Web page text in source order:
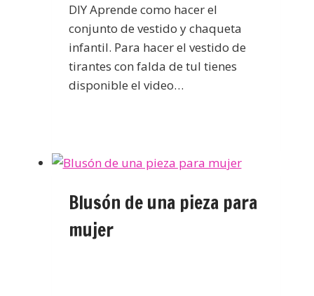
DIY Aprende como hacer el
conjunto de vestido y chaqueta
infantil. Para hacer el vestido de
tirantes con falda de tul tienes
disponible el video…
Blusón de una pieza para
mujer